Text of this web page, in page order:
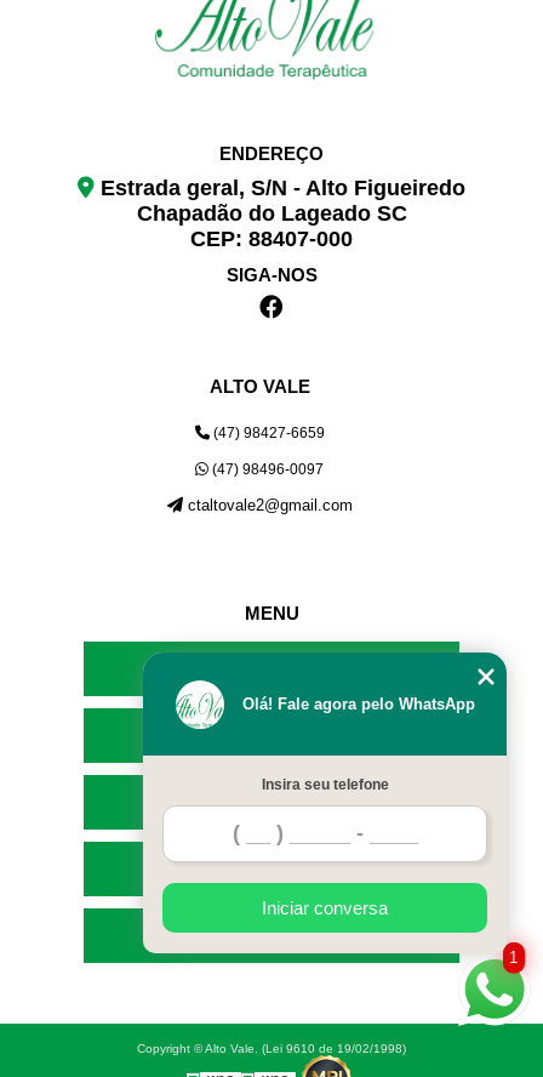
ENDEREÇO
Estrada geral, S/N - Alto Figueiredo
Chapadão do Lageado SC
CEP: 88407-000
SIGA-NOS
ALTO VALE
(47) 98427-6659
(47) 98496-0097
ctaltovale2@gmail.com
MENU
SERVIÇOS
MAPA DO SITE
Copyright © Alto Vale. (Lei 9610 de 19/02/1998)
1
Olá! Fale agora pelo WhatsApp
Insira seu telefone
Iniciar conversa